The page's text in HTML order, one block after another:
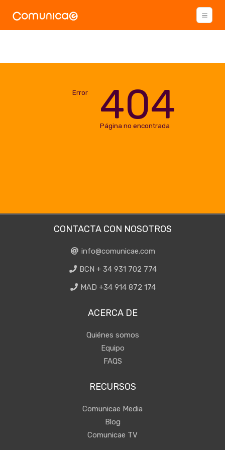
Error 404
Página no encontrada
CONTACTA CON NOSOTROS
info@comunicae.com
BCN + 34 931 702 774
MAD +34 914 872 174
ACERCA DE
Quiénes somos
Equipo
FAQS
RECURSOS
Comunicae Media
Blog
Comunicae TV